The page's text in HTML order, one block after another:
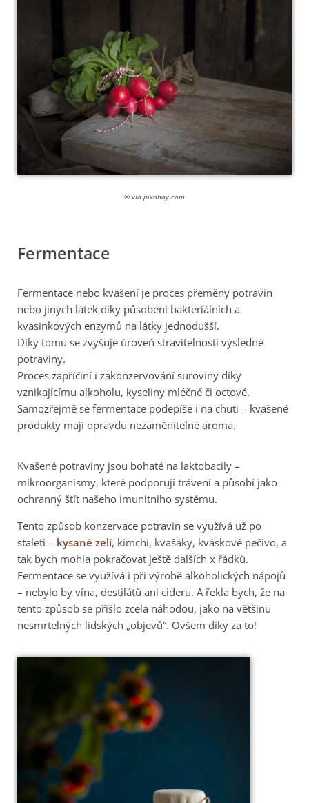
© via pixabay.com
Fermentace
Fermentace nebo kvašení je proces přeměny potravin
nebo jiných látek díky působení bakteriálních a
kvasinkových enzymů na látky jednodušší.
Díky tomu se zvyšuje úroveň stravitelnosti výsledné
potraviny.
Proces zapříčiní i zakonzervování suroviny díky
vznikajícímu alkoholu, kyseliny mléčné či octové.
Samozřejmě se fermentace podepíše i na chuti – kvašené
produkty mají opravdu nezaměnitelné aroma.
Kvašené potraviny jsou bohaté na laktobacily –
mikroorganismy, které podporují trávení a působí jako
ochranný štít našeho imunitního systému.
Tento způsob konzervace potravin se využívá už po
staletí – kysané zelí, kimchi, kvašáky, kváskové pečivo, a
tak bych mohla pokračovat ještě dalších x řádků.
Fermentace se využívá i při výrobě alkoholických nápojů
– nebylo by vína, destilátů ani cideru. A řekla bych, že na
tento způsob se přišlo zcela náhodou, jako na většinu
nesmrtelných lidských „objevů“. Ovšem díky za to!